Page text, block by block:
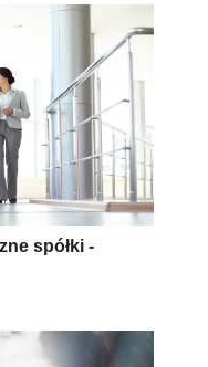
spółki -